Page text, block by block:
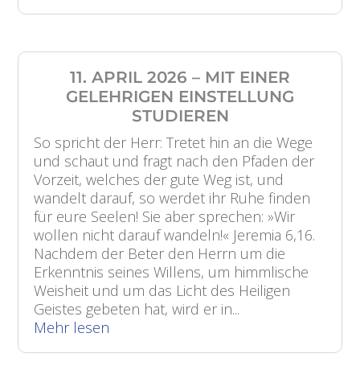
11. APRIL 2026 – MIT EINER
GELEHRIGEN EINSTELLUNG
STUDIEREN
So spricht der Herr: Tretet hin an die Wege
und schaut und fragt nach den Pfaden der
Vorzeit, welches der gute Weg ist, und
wandelt darauf, so werdet ihr Ruhe finden
für eure Seelen! Sie aber sprechen: »Wir
wollen nicht darauf wandeln!« Jeremia 6,16.
Nachdem der Beter den Herrn um die
Erkenntnis seines Willens, um himmlische
Weisheit und um das Licht des Heiligen
Geistes gebeten hat, wird er in...
Mehr lesen